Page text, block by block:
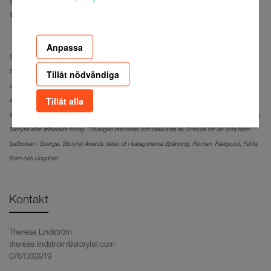
Anpassa
Tillåt nödvändiga
Tillåt alla
varandra på allra bästa sätt.”
Storytel Awards – Stora ljudbokspriset, har funnits sedan 2007 och arrangeras sedan 2015 av
Storytel. Det är ett förlagsoberoende pris som korar årets bästa ljudböcker. De mest lyssnade
och högst betygsatta böckerna utgivna under tävlingsperioden (1 januari – 31 december) från
alla svenska förlag som finns på Storytel kan nomineras av förlagen. Därefter röstar folket fram
tre finalister bland dessa som lämnas över till jurygrupper som gör sitt arbete utan inflytande från
Storytel eller affilierade förlag. Tävlingen anordnas och bekostas av Storytel för att lyfta fram
ljudboken i Sverige. Storytel Awards delas ut i kategorierna Spänning, Roman, Feelgood, Fakta,
Barn och Ungdom.
Kontakt
Therese Lindström
therese.lindstrom@storytel.com
0761333919